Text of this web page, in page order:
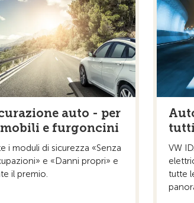
auto - per
e furgoncini
i moduli di sicurezza «Senza
e «Danni propri» e
il premio.
VW
tutte